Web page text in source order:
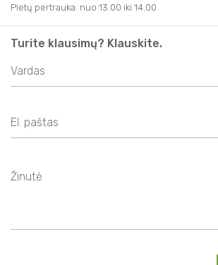
Pietų pertrauka: nuo 13.00 iki 14.00
Turite klausimų? Klauskite.